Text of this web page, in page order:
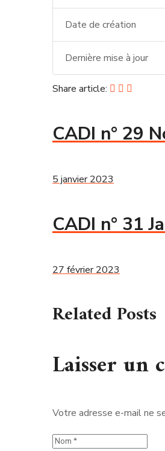
Date de création
Dernière mise à jour
Share article:
CADI n° 29
5 janvier 2023
CADI n° 31
27 février 2023
Related Posts
Laisser un
Votre adresse e-mail ne